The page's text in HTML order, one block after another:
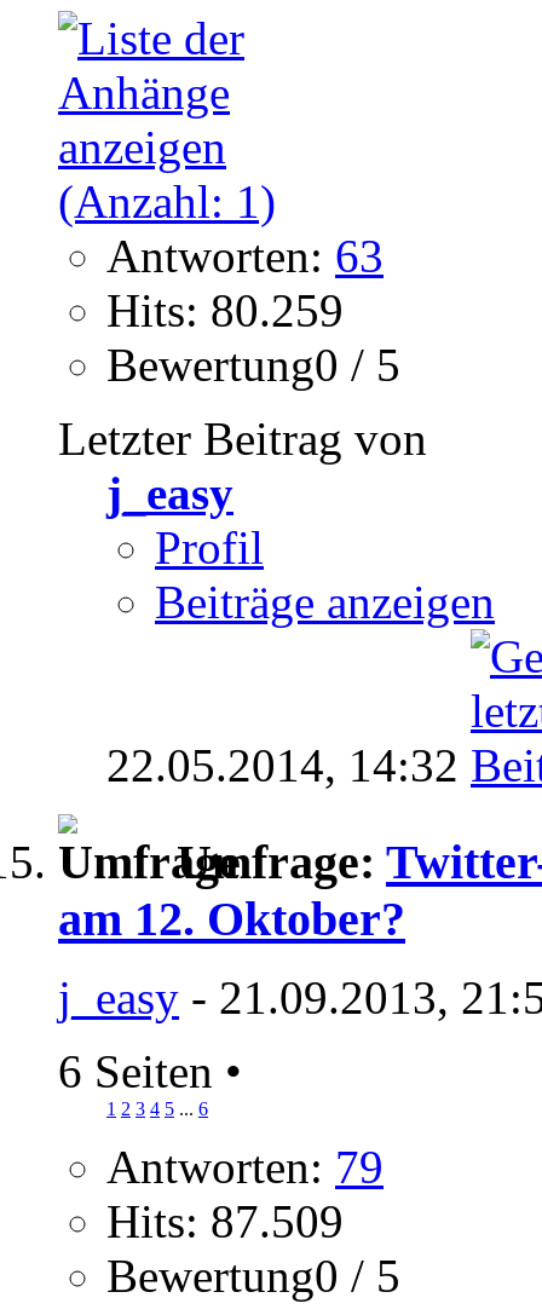
Antworten: 63
Hits: 80.259
Bewertung0 / 5
Letzter Beitrag von
j_easy
Profil
Beiträge anzeigen
22.05.2014, 14:32
Umfrage:
am 12. Oktober?
j_easy - 21.09.2013,
6 Seiten •
1 2 3 4 5 ... 6
Antworten: 79
Hits: 87.509
Bewertung0 / 5